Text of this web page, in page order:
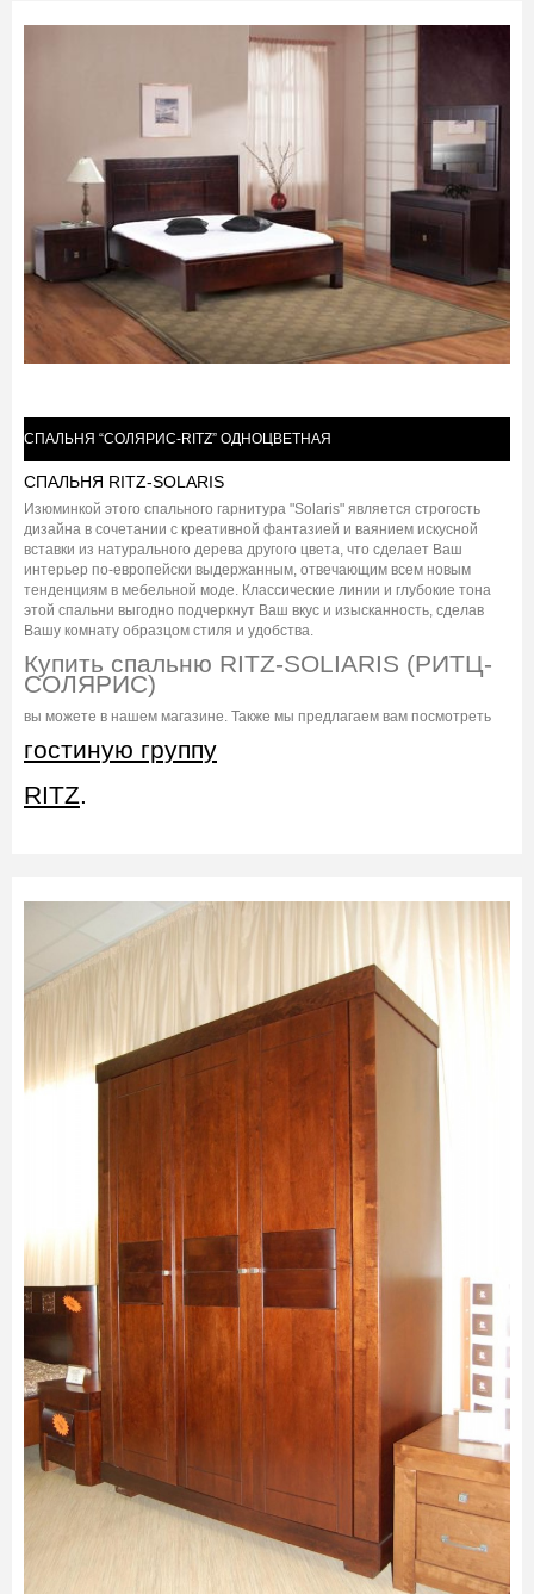
СПАЛЬНЯ “СОЛЯРИС-RITZ” ОДНОЦВЕТНАЯ
СПАЛЬНЯ RITZ-SOLARIS
Изюминкой этого спального гарнитура "Solaris" является строгость
дизайна в сочетании с креативной фантазией и ваянием искусной
вставки из натурального дерева другого цвета, что сделает Ваш
интерьер по-европейски выдержанным, отвечающим всем новым
тенденциям в мебельной моде. Классические линии и глубокие тона
этой спальни выгодно подчеркнут Ваш вкус и изысканность, сделав
Вашу комнату образцом стиля и удобства.
Купить спальню RITZ-SOLIARIS (РИТЦ-
СОЛЯРИС)
вы можете в нашем магазине. Также мы предлагаем вам посмотреть
гостиную группу
RITZ.